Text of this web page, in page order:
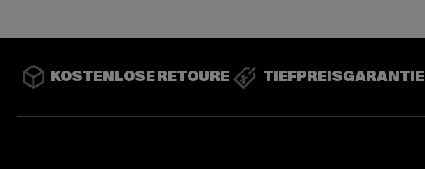
KOSTENLOSE RETOURE TIEFPREISGARANTIE